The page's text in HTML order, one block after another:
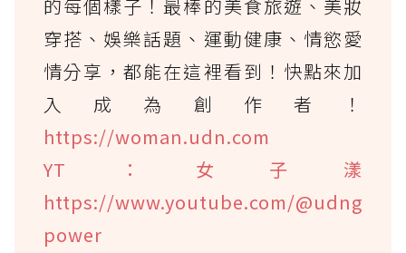
的每個樣子！最棒的美食旅遊、美妝
穿搭、娛樂話題、運動健康、情慾愛
情分享，都能在這裡看到！快點來加
入成為創作者！
https://woman.udn.com
YT：女子漾
https://www.youtube.com/@udng
power